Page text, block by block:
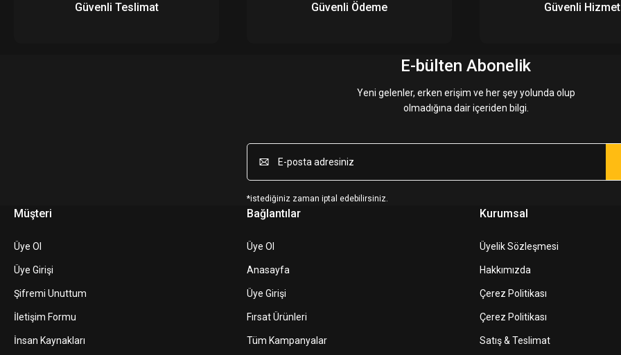
Güvenli Teslimat Güvenli Ödeme Güvenli Hizmet
E-bülten Abonelik
Yeni gelenler, erken erişim ve her şey yolunda olup
olmadığına dair içeriden bilgi.
*istediğiniz zaman iptal edebilirsiniz.
Müşteri
Üye Ol
Üye Girişi
Şifremi Unuttum
İletişim Formu
İnsan Kaynakları
Bağlantılar
Üye Ol
Anasayfa
Üye Girişi
Fırsat Ürünleri
Tüm Kampanyalar
Kurumsal
Üyelik Sözleşmesi
Hakkımızda
Çerez Politikası
Çerez Politikası
Satış & Teslimat